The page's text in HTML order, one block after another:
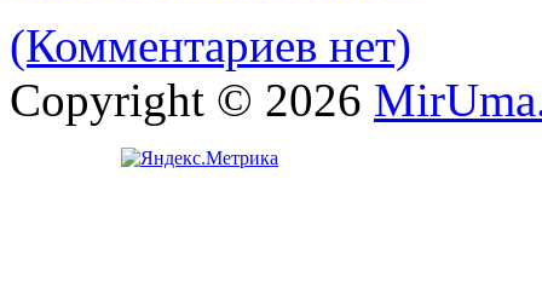
(Комментариев нет)
Copyright © 2026